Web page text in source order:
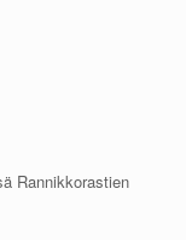
Rannikkorastien